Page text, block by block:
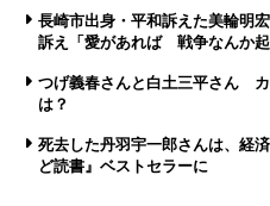
長崎市出身・平和訴えた美輪明
訴え「愛があれば 戦争なんか起
つげ義春さんと白土三平さん
は？
死去した丹羽宇一郎さんは、経
ど読書』ベストセラーに